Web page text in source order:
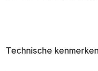
Technische kenmerken